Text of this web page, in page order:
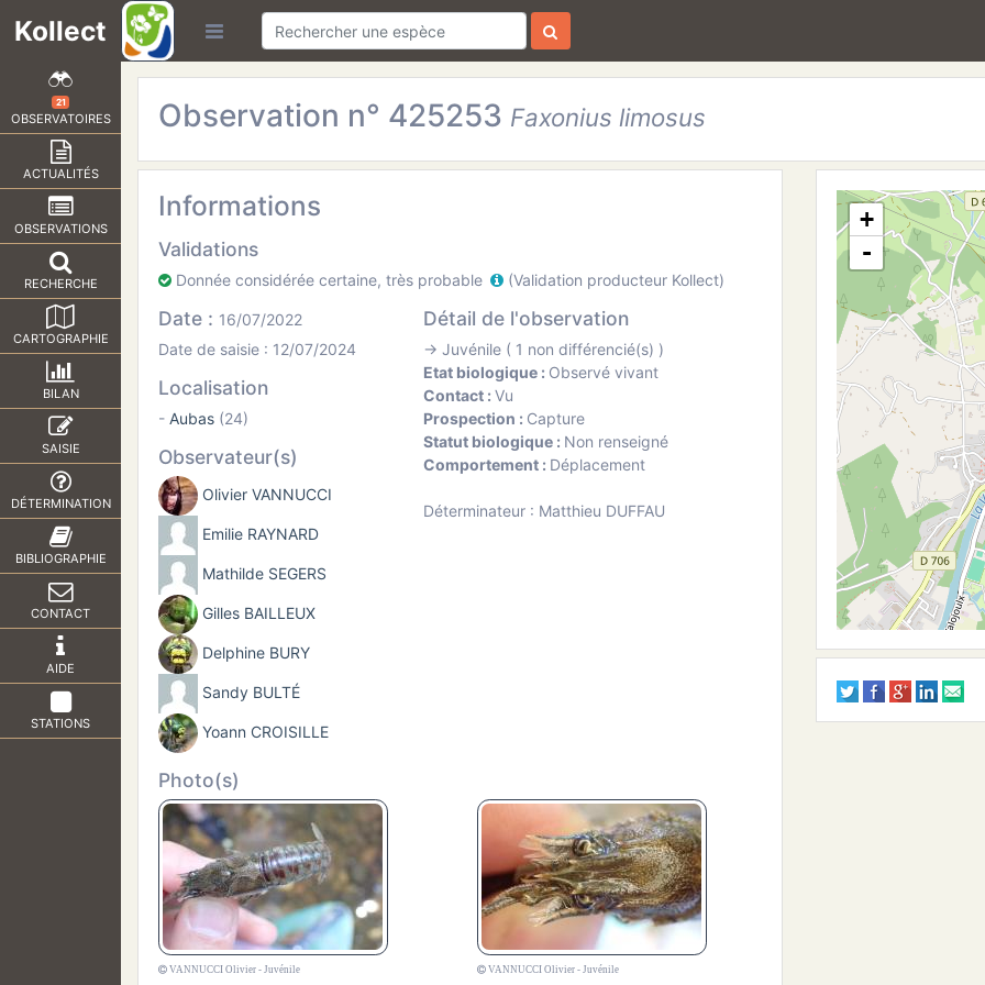
Kollect
21
OBSERVATOIRES
ACTUALITÉS
OBSERVATIONS
RECHERCHE
CARTOGRAPHIE
BILAN
SAISIE
DÉTERMINATION
BIBLIOGRAPHIE
CONTACT
AIDE
STATIONS
Observation n° 425253 Faxonius limosus
Informations
Validations
Donnée considérée certaine, très probable (Validation producteur Kollect)
Date : 16/07/2022
Date de saisie : 12/07/2024
Localisation
- Aubas(24)
Observateur(s)
Olivier VANNUCCI
Emilie RAYNARD
Mathilde SEGERS
Gilles BAILLEUX
Delphine BURY
Sandy BULTÉ
Yoann CROISILLE
Détail de l'observation
→ Juvénile ( 1 non différencié(s) )
Etat biologique : Observé vivant
Contact :Vu
Prospection : Capture
Statut biologique : Non renseigné
Comportement : Déplacement
Déterminateur : Matthieu DUFFAU
Photo(s)
VANNUCCI Olivier - Juvénile VANNUCCI Olivier - Juvénile
+
-